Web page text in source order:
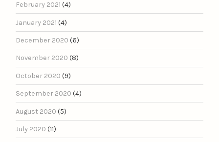
February 2021 (4)
January 2021 (4)
December 2020 (6)
November 2020 (8)
October 2020 (9)
September 2020 (4)
August 2020 (5)
July 2020 (11)